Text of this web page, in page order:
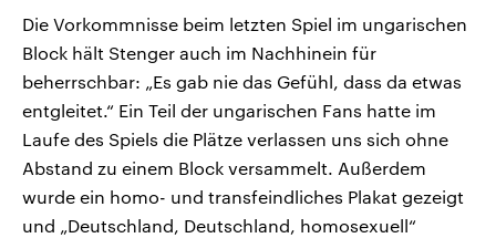
Die Vorkommnisse beim letzten Spiel im ungarischen
Block hält Stenger auch im Nachhinein für
beherrschbar: „Es gab nie das Gefühl, dass da etwas
entgleitet.“ Ein Teil der ungarischen Fans hatte im
Laufe des Spiels die Plätze verlassen uns sich ohne
Abstand zu einem Block versammelt. Außerdem
wurde ein homo- und transfeindliches Plakat gezeigt
und „Deutschland, Deutschland, homosexuell“